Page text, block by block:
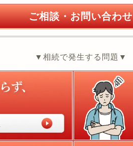
ご相談・お問い合わせ
▼相続で発生する問題▼